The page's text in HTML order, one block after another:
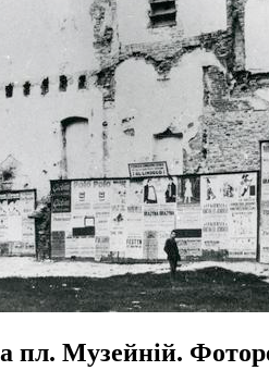
пл. Музейній.